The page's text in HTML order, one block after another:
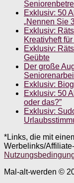
Exklusiv: 50
„Nennen Sie
Exklusiv:
Kreativheft
Exklusiv:
Geübte
Der große
Exklusiv:
Exklusiv: 50
oder das?”
Exklusiv:
*Links, die mit
Werbelinks/
Mal-alt-werden ©